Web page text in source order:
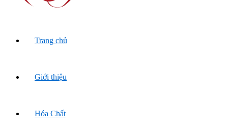
Trang chủ
Giới thiệu
Hóa Chất